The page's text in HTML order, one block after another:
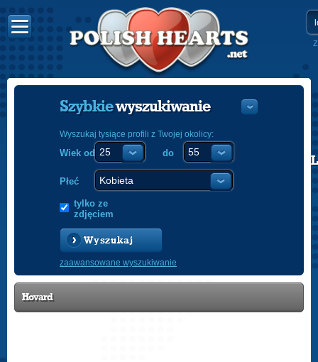
POLISH
Szybkiewyszukiwanie
Wyszukaj tysiące profili z Twojej okolicy:
Wiek od do
Płeć
tylko ze
zdjęciem
Wyszukaj
zaawansowane wyszukiwanie
Hovard